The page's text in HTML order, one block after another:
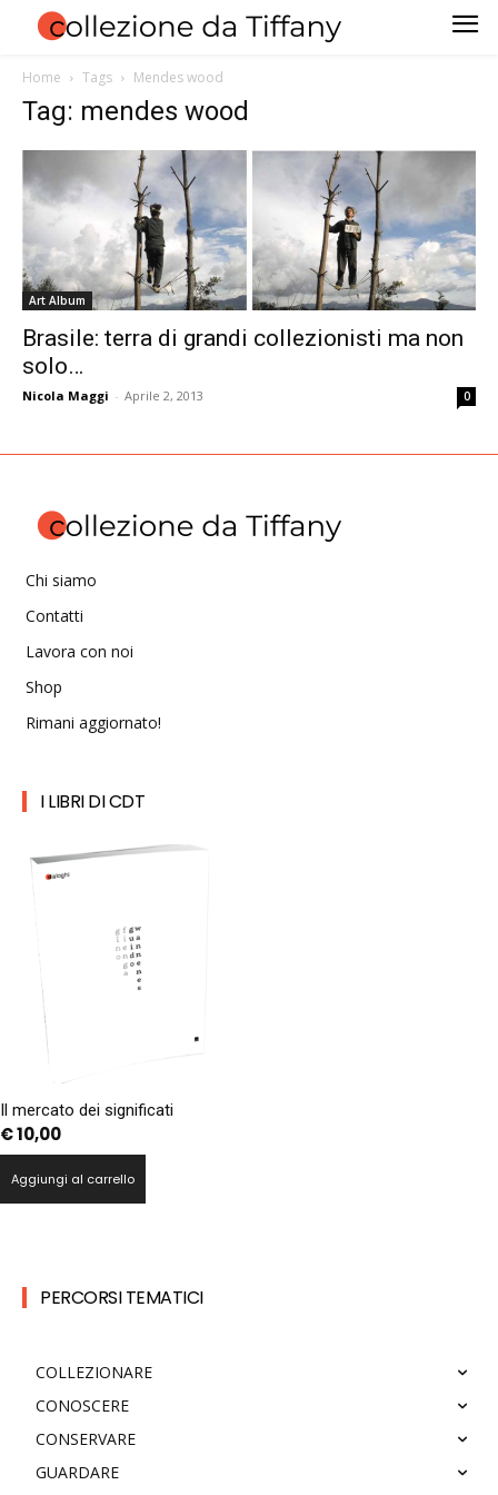
Home Tags Mendes wood
Tag: mendes wood
Art Album
Brasile: terra di grandi collezionisti ma non
solo…
Nicola Maggi - Aprile 2, 2013 0
Chi siamo
Contatti
Lavora con noi
Shop
Rimani aggiornato!
I LIBRI DI CDT
Il mercato dei significati
€10,00
Aggiungi al carrello
PERCORSI TEMATICI
COLLEZIONARE
CONOSCERE
CONSERVARE
GUARDARE